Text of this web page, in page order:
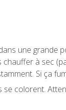
une grande
à sec
Si ça
se colorent.